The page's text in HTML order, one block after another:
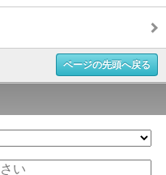
ページの先頭へ戻る